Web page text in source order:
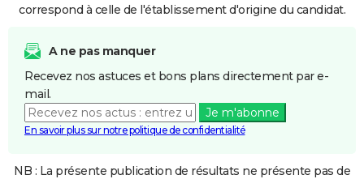
correspond à celle de l'établissement d'origine du candidat.
A ne pas manquer
Recevez nos astuces et bons plans directement par e-
mail.
Je m'abonne
En savoir plus sur notre politique de confidentialité
NB : La présente publication de résultats ne présente pas de